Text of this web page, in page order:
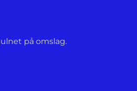
på omslag.